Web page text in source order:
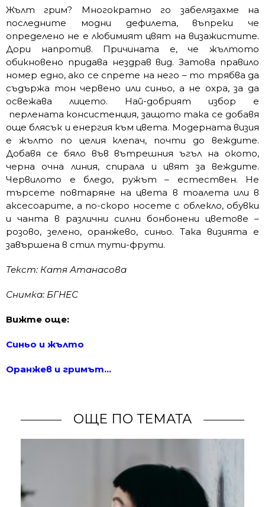
Жълт грим? Многократно го забелязахме на
последните модни дефилета, въпреки че
определено не е любимият цвят на визажистите.
Дори напротив. Причината е, че жълтото
обикновено придава нездрав вид. Затова правило
номер едно, ако се спрете на него – то трябва да
съдържа тон червено или синьо, а не охра, за да
освежава лицето. Най-добрият избор е
перлената консистенция, защото така се добавя
още блясък и енергия към цвета. Модерната визия
е жълто по целия клепач, почти до веждите.
Добавя се бяло във вътрешния ъгъл на окото,
черна очна линия, спирала и цвят за веждите.
Червилото е бледо, ружът – естествен. Не
търсете повтаряне на цвета в тоалета или в
аксесоарите, а по-скоро носете с облекло, обувки
и чанта в различни силни бонбонени цветове –
розово, зелено, оранжево, синьо. Така визията е
завършена в стил тути-фрути.
Текст: Катя Атанасова
Снимка: БГНЕС
Вижте още:
Синьо и жълто
Оранжев и гримът…
ОЩЕ ПО ТЕМАТА